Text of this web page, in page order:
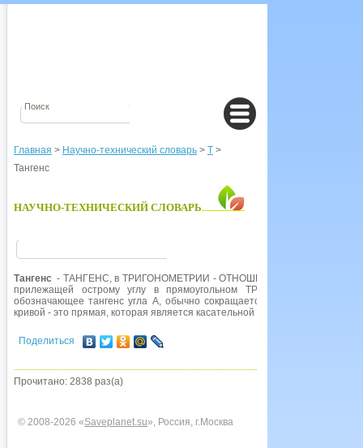
Главная > Научно-технический словарь > Т >
Тангенс
НАУЧНО-ТЕХНИЧЕСКИЙ СЛОВАРЬ
Тангенс - ТАНГЕНС, в ТРИГОНОМЕТРИИ - ОТНОШЕНИЕ между длинами
прилежащей острому углу в прямоугольном ТРЕУГОЛЬНИКЕ
обозначающее тангенс угла А, обычно сокращается до tg(A);
кривой - это прямая, которая является касательной к этой кривой в же
Поделиться
Прочитано: 2838 раз(а)
© 2008-2026 «Saveplanet.su», Россия, г.Москва